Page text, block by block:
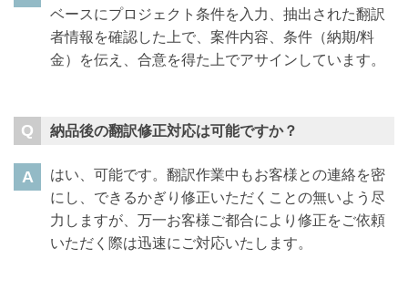
ベースにプロジェクト条件を入力、抽出された翻訳
者情報を確認した上で、案件内容、条件（納期/料
金）を伝え、合意を得た上でアサインしています。
納品後の翻訳修正対応は可能ですか？
はい、可能です。翻訳作業中もお客様との連絡を密
にし、できるかぎり修正いただくことの無いよう尽
力しますが、万一お客様ご都合により修正をご依頼
いただく際は迅速にご対応いたします。